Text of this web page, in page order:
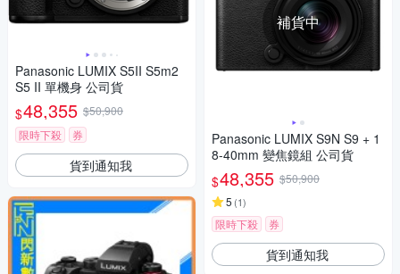
Panasonic LUMIX S5II S5m2
S5 II 單機身 公司貨
$48,355 $50,900
限時下殺
券
貨到通知我
補貨中
Panasonic LUMIX S9N S9 + 1
8-40mm 變焦鏡組 公司貨
$48,355 $50,900
5 (1)
限時下殺 券
貨到通知我